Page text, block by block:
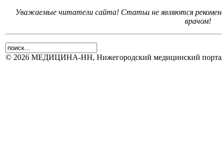
Уважаемые читатели сайта! Статьи не являются
врачом!
© 2026 МЕДИЦИНА-НН, Нижегородский медицинский